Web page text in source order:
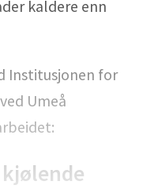
kaldere enn
Institusjonen for
Umeå